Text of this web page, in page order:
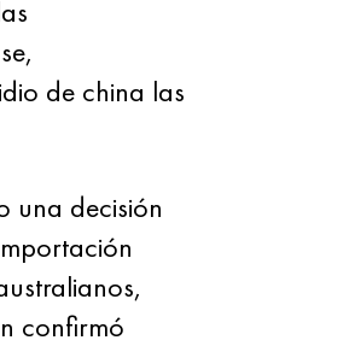
de china las
una decisión
confirmó